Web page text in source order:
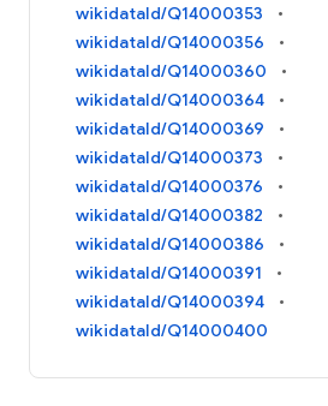
wikidataId/Q14000353
wikidataId/Q14000356
wikidataId/Q14000360
wikidataId/Q14000364
wikidataId/Q14000369
wikidataId/Q14000373
wikidataId/Q14000376
wikidataId/Q14000382
wikidataId/Q14000386
wikidataId/Q14000391
wikidataId/Q14000394
wikidataId/Q14000400